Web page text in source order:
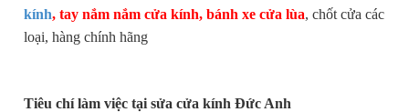
kính, tay nắm nắm cửa kính, bánh xe cửa lùa, chốt cửa các
loại, hàng chính hãng
Tiêu chí làm việc tại sửa cửa kính Đức Anh